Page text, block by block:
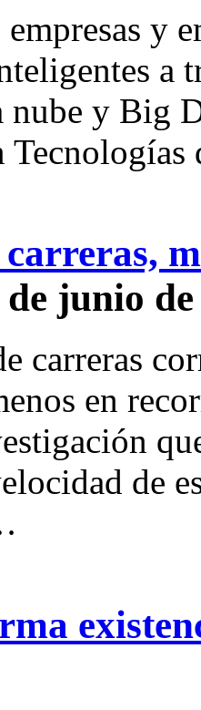
y
a
nube y Big
de junio
carreras
en
de